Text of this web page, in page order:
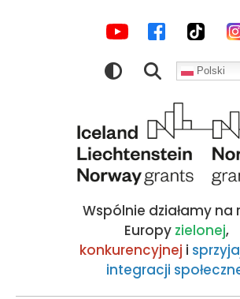
Młodych
Kocham
Tomaszów!
wyszukiwarki
Wspólnie działamy na
Europy zielonej,
konkurencyjnej i
integracji
SPOŁECZNOŚCIOWEPolski